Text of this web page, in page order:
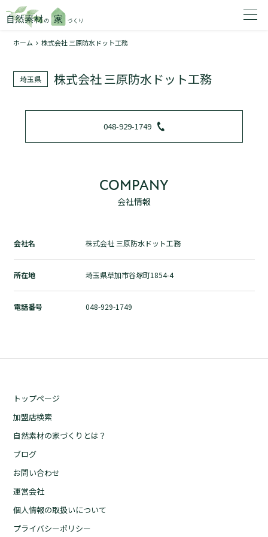
1
トップページ
加盟店検索
自然素材の家づくりとは？
ホーム 株式会社 三原防水ドット工務
埼玉県 株式会社 三原防水ドット工務
048-929-1749
COMPANY
会社情報
会社名 株式会社 三原防水ドット工務
所在地 埼玉県草加市谷塚町1854-4
電話番号 048-929-1749
トップページ
加盟店検索
自然素材の家づくりとは？
ブログ
お問い合わせ
運営会社
個人情報の取扱いについて
プライバシーポリシー